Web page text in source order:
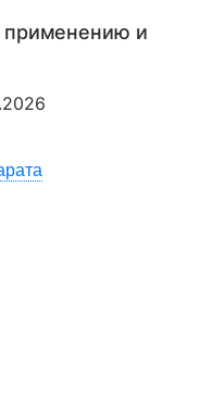
применению и